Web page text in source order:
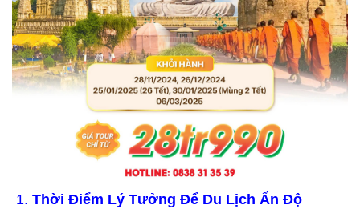
1. Thời Điểm Lý Tưởng Để Du Lịch Ấn Độ